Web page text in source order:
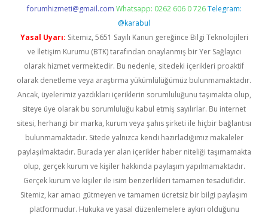
forumhizmeti@gmail.com Whatsapp: 0262 606 0 726 Telegram:
@karabul
Yasal Uyarı: Sitemiz, 5651 Sayılı Kanun gereğince Bilgi Teknolojileri
ve İletişim Kurumu (BTK) tarafından onaylanmış bir Yer Sağlayıcı
olarak hizmet vermektedir. Bu nedenle, sitedeki içerikleri proaktif
olarak denetleme veya araştırma yükümlülüğümüz bulunmamaktadır.
Ancak, üyelerimiz yazdıkları içeriklerin sorumluluğunu taşımakta olup,
siteye üye olarak bu sorumluluğu kabul etmiş sayılırlar. Bu internet
sitesi, herhangi bir marka, kurum veya şahıs şirketi ile hiçbir bağlantısı
bulunmamaktadır. Sitede yalnızca kendi hazırladığımız makaleler
paylaşılmaktadır. Burada yer alan içerikler haber niteliği taşımamakta
olup, gerçek kurum ve kişiler hakkında paylaşım yapılmamaktadır.
Gerçek kurum ve kişiler ile isim benzerlikleri tamamen tesadüfidir.
Sitemiz, kar amacı gütmeyen ve tamamen ücretsiz bir bilgi paylaşım
platformudur. Hukuka ve yasal düzenlemelere aykırı olduğunu